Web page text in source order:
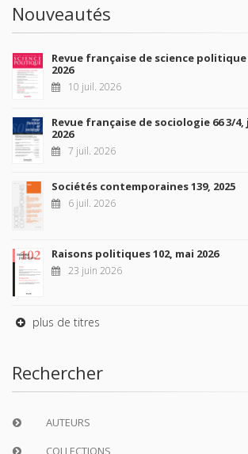
Nouveautés
Revue française de science
2026
10 juil. 2026
Revue française de sociologie 66 3/
2026
7 juil. 2026
Sociétés contemporaines 139, 2025
6 juil. 2026
Raisons politiques 102, mai 2026
23 juin 2026
plus de titres
Rechercher
AUTEURS
COLLECTIONS